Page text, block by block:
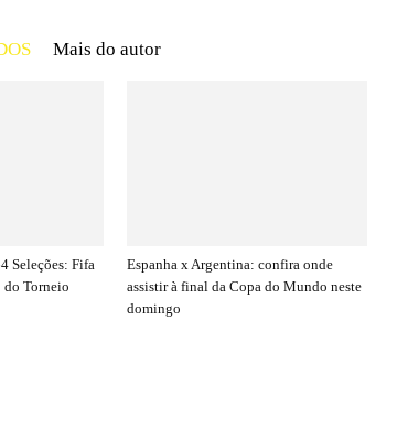
Mais do autor
Seleções: Fifa
do Torneio
Espanha x Argentina: confira onde
assistir à final da Copa do Mundo neste
domingo